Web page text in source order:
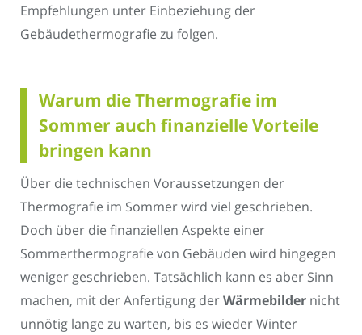
Empfehlungen unter Einbeziehung der
Gebäudethermografie zu folgen.
Warum die Thermografie im
Sommer auch finanzielle Vorteile
bringen kann
Über die technischen Voraussetzungen der
Thermografie im Sommer wird viel geschrieben.
Doch über die finanziellen Aspekte einer
Sommerthermografie von Gebäuden wird hingegen
weniger geschrieben. Tatsächlich kann es aber Sinn
machen, mit der Anfertigung derWärmebilder nicht
unnötig lange zu warten, bis es wieder Winter